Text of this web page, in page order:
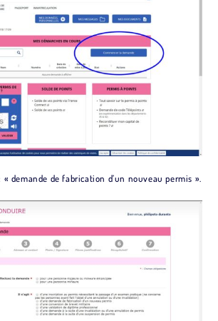
demande de fabrication d’un nouveau permis ».